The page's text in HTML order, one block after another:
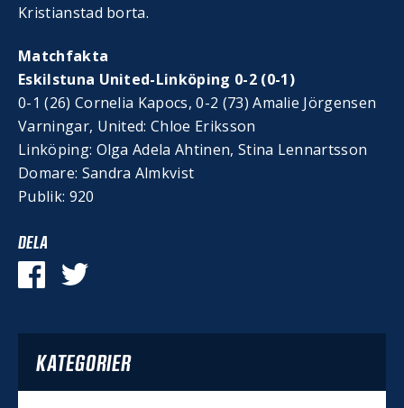
Kristianstad borta.
Matchfakta
Eskilstuna United-Linköping 0-2 (0-1)
0-1 (26) Cornelia Kapocs, 0-2 (73) Amalie Jörgensen
Varningar, United: Chloe Eriksson
Linköping: Olga Adela Ahtinen, Stina Lennartsson
Domare: Sandra Almkvist
Publik: 920
DELA
KATEGORIER